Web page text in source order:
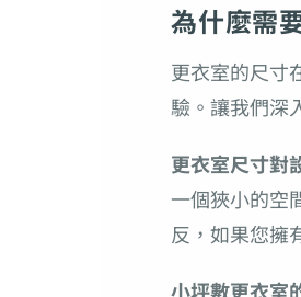
為什麼需
更衣室的尺寸
驗。讓我們深
更衣室尺寸對
一個狹小的空
反，如果您擁
小坪數更衣室